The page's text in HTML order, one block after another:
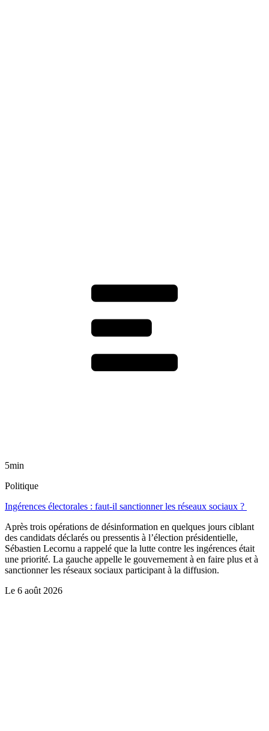
5min
Politique
Ingérences électorales : faut-il sanctionner les réseaux sociaux ?
Après trois opérations de désinformation en quelques jours ciblant
des candidats déclarés ou pressentis à l’élection présidentielle,
Sébastien Lecornu a rappelé que la lutte contre les ingérences était
une priorité. La gauche appelle le gouvernement à en faire plus et à
sanctionner les réseaux sociaux participant à la diffusion.
Le 6 août 2026